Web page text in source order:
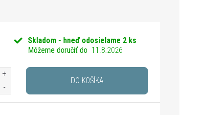
Skladom - hneď odosielame 2 ks
Môžeme doručiť do 11.8.2026
DO KOŠÍKA